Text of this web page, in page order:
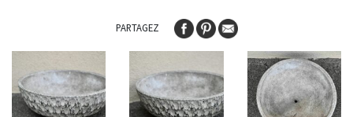
PARTAGEZ